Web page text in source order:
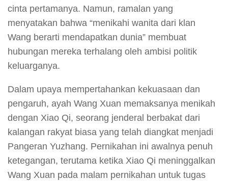
cinta pertamanya. Namun, ramalan yang
menyatakan bahwa “menikahi wanita dari klan
Wang berarti mendapatkan dunia” membuat
hubungan mereka terhalang oleh ambisi politik
keluarganya.
Dalam upaya mempertahankan kekuasaan dan
pengaruh, ayah Wang Xuan memaksanya menikah
dengan Xiao Qi, seorang jenderal berbakat dari
kalangan rakyat biasa yang telah diangkat menjadi
Pangeran Yuzhang. Pernikahan ini awalnya penuh
ketegangan, terutama ketika Xiao Qi meninggalkan
Wang Xuan pada malam pernikahan untuk tugas